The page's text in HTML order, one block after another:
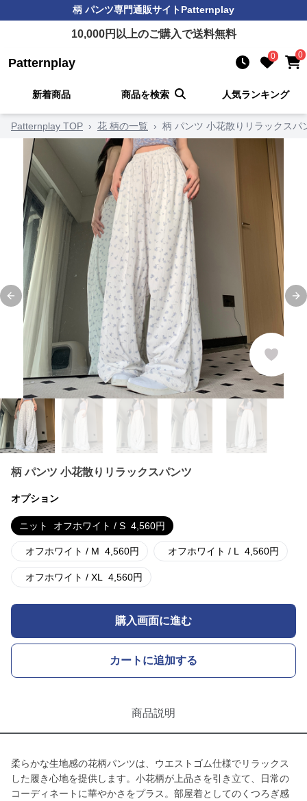
柄 パンツ専門通販サイトPatternplay
10,000円以上のご購入で送料無料
Patternplay 0 0
新着商品 商品を検索 人気ランキング
Patternplay TOP › 花 柄の一覧 › 柄 パンツ 小花散りリラックスパ
Previous slide
柄 パンツ 小花散りリラックスパンツ
オプション
ニット オフホワイト / S 4,560円
オフホワイト / M 4,560円 オフホワイト / L 4,560円
オフホワイト / XL 4,560円
購入画面に進む
カートに追加する
商品説明
柔らかな生地感の花柄パンツは、ウエストゴム仕様でリラックス
した履き心地を提供します。小花柄が上品さを引き立て、日常の
コーディネートに華やかさをプラス。部屋着としてのくつろぎ感